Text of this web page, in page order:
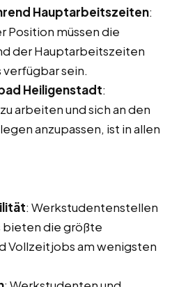
Hauptarbeitszeiten:
Position müssen die
der Hauptarbeitszeiten
sein.
Heiligenstadt:
arbeiten und sich an den
anzupassen, ist in allen
: Werkstudentenstellen
bieten die größte
Vollzeitjobs am wenigsten